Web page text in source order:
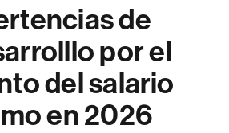
de
por el
del salario
en 2026